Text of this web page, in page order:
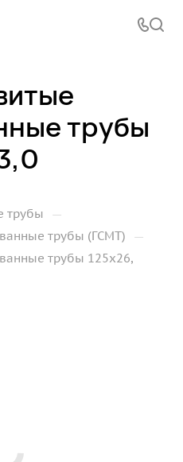
трубы
трубы —
трубы (ГСМТ) —
трубы 125х26,